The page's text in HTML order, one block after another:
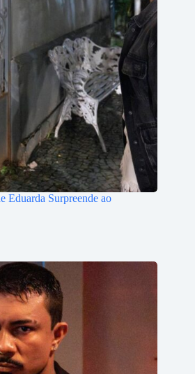
Eduarda Surpreende ao